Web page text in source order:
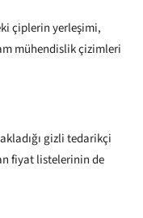
çiplerin yerleşimi,
mühendislik çizimleri
gizli tedarikçi
fiyat listelerinin de